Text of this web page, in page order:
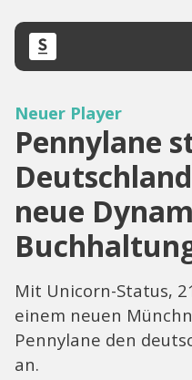
Neuer Player
Pennylane
neue
Mit Unicorn-Status,
einem neuen
Pennylane den
an.